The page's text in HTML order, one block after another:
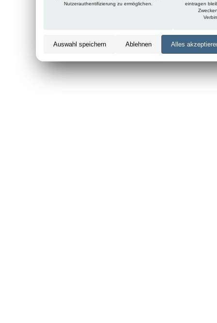
Nutzerauthentifizierung zu ermöglichen.
eintragen
Auswahl speichern Ablehnen Alles